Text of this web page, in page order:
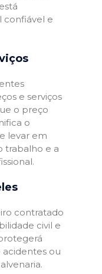
confiável e
e serviços
o preço
o
levar em
trabalho e a
contratado
civil e
acidentes ou